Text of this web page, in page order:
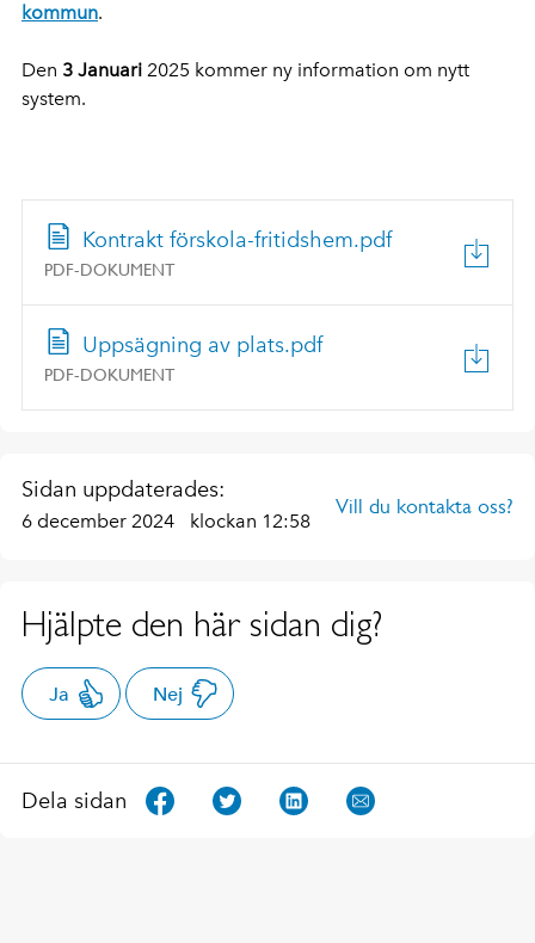
kommun.
Den 3 Januari 2025 kommer ny information om nytt
system.
Kontrakt förskola-fritidshem.pdf
PDF-DOKUMENT
Uppsägning av plats.pdf
PDF-DOKUMENT
Sidan uppdaterades:
6 december 2024 klockan 12:58
Vill du kontakta oss?
Hjälpte den här sidan dig?
Ja Nej
Dela sidan